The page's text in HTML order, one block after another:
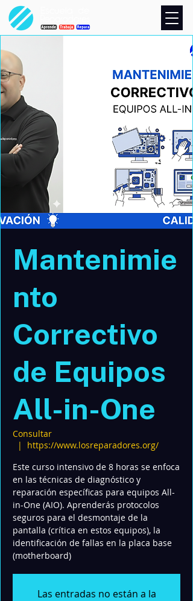
Mantenimie
nto
Correctivo
de Equipos
All-in-One
Consultar
  |
https://www.losreparadores.org/
Este curso intensivo de 8 horas se enfoca
en las técnicas de diagnóstico y
reparación específicas para equipos All-
in-One (AIO). Aprenderás protocolos
seguros para el desmontaje de la
pantalla (crítica en estos equipos), la
identificación de fallas en la placa base
(motherboard)
Las entradas no están a la